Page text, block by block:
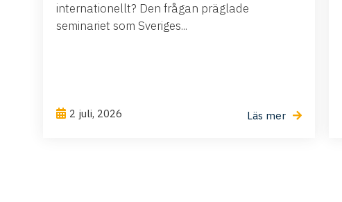
internationellt? Den frågan präglade
seminariet som Sveriges...
2 juli, 2026 Läs mer